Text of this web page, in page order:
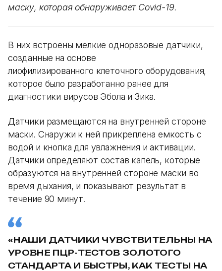
маску, которая обнаруживает Covid-19.
В них встроены мелкие одноразовые датчики,
созданные на основе
лиофилизированного клеточного оборудования,
которое было разработанно ранее для
диагностики вирусов Эбола и Зика.
Датчики размещаются на внутренней стороне
маски. Снаружи к ней прикреплена емкость с
водой и кнопка для увлажнения и активации.
Датчики определяют состав капель, которые
образуются на внутренней стороне маски во
время дыхания, и показывают результат в
течение 90 минут.
«НАШИ ДАТЧИКИ ЧУВСТВИТЕЛЬНЫ НА
УРОВНЕ ПЦР-ТЕСТОВ ЗОЛОТОГО
СТАНДАРТА И БЫСТРЫ, КАК ТЕСТЫ НА